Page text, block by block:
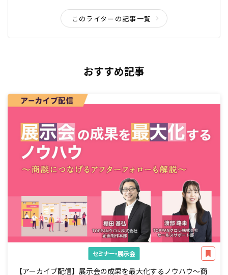
このライターの記事一覧
おすすめ記事
セミナー・展示会
【アーカイブ配信】展示会の成果を最大化するノウハウ～商